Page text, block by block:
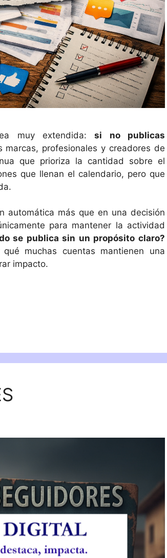
muy extendida:si no publicas
marcas, profesionales y creadores de
que prioriza la cantidad sobre el
que llenan el calendario, pero que
automática más que en una decisión
para mantener la actividad
se publica sin un propósito claro?
muchas cuentas mantienen una
impacto.